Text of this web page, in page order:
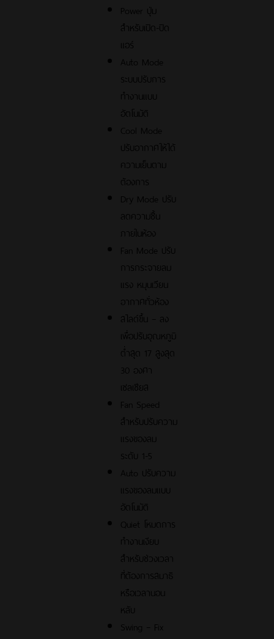
Power ปุ่ม
สำหรับเปิด-ปิด
แอร์
Auto Mode
ระบบปรับการ
ทำงานแบบ
อัตโนมัติ
Cool Mode
ปรับอากาศให้ได้
ความเย็นตาม
ต้องการ
Dry Mode ปรับ
ลดความชื้น
ภายในห้อง
Fan Mode ปรับ
การกระจายลม
แรง หมุนเวียน
อากาศทั่วห้อง
สไลด์ขึ้น – ลง
เพื่อปรับอุณหภูมิ
ต่ำสุด 17 สูงสุด
30 องศา
เซลเซียส
Fan Speed
สำหรับปรับความ
แรงของลม
ระดับ 1-5
Auto ปรับความ
แรงของลมแบบ
อัตโนมัติ
Quiet โหมดการ
ทำงานเงียบ
สำหรับช่วงเวลา
ที่ต้องการสมาธิ
หรือเวลานอน
หลับ
Swing – Fix